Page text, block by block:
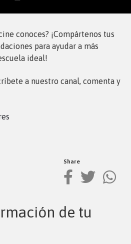
conoces? ¡Compártenos tus
para ayudar a más
ideal!
a nuestro canal, comenta y
Share
de tu